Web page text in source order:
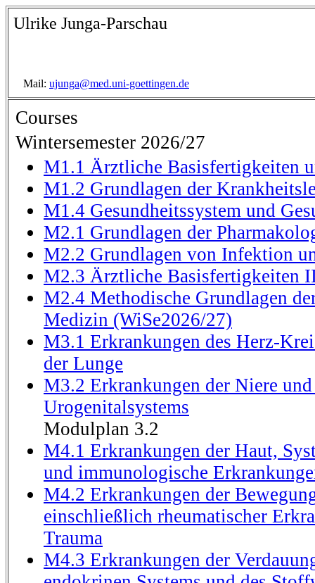
Ulrike Junga-Parschau
Mail: ujunga@med.uni-goettingen.de
Courses
Wintersemester 2026/27
M1.1 Ärztliche Basisfertigkeiten
M1.2 Grundlagen der
M1.4 Gesundheitssystem und
M2.1 Grundlagen der
M2.2 Grundlagen von Infektion
M2.3 Ärztliche Basisfertigkeiten
M2.4 Methodische Grundlagen
Medizin (WiSe2026/27)
M3.1 Erkrankungen des Herz-
der Lunge
M3.2 Erkrankungen der Niere und
Urogenitalsystems
Modulplan 3.2
M4.1 Erkrankungen der Haut,
und immunologische
M4.2 Erkrankungen der
einschließlich rheumatischer
Trauma
M4.3 Erkrankungen der